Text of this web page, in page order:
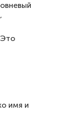
Это
имя и